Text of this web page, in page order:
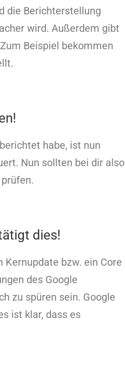
die Berichterstellung
wird. Außerdem gibt
Beispiel bekommen
habe, ist nun
Nun sollten bei dir also
dies!
bzw. ein Core
des Google
zu spüren sein. Google
ist klar, dass es